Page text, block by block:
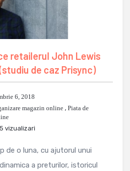
retailerul John Lewis
de caz Prisync)
6, 2018
magazin online , Piata de
vizualizari
de o luna, cu ajutorul unui
a preturilor, istoricul